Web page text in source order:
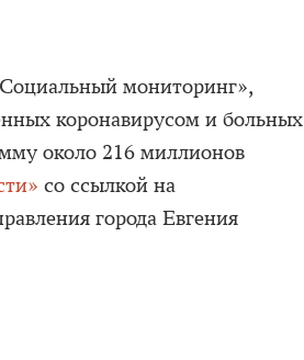
мониторинг»,
коронавирусом и больных
около 216 миллионов
со ссылкой на
города Евгения